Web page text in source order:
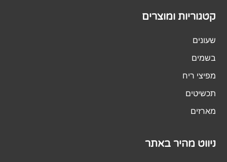
קטגוריות ומוצרים
שעונים
בשמים
מפיצי ריח
תכשיטים
מארזים
ניווט מהיר באתר